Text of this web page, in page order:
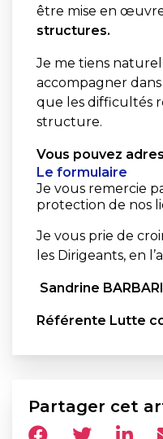
être mise en
structures.
Je me tiens
accompagner
que les difficultés
structure.
Vous pouvez
Le formulaire
Je vous remercie
protection de nos
Je vous prie de
les Dirigeants, en
Sandrine
Référente Lutte
Partager cet